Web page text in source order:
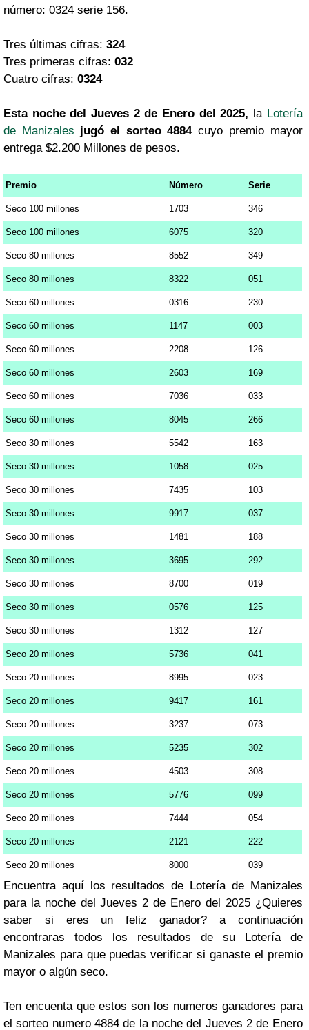
número: 0324 serie 156.
Tres últimas cifras: 324
Tres primeras cifras: 032
Cuatro cifras: 0324
Esta noche del Jueves 2 de Enero del 2025, la Lotería
de Manizales jugó el sorteo 4884cuyo premio mayor
entrega $2.200 Millones de pesos.
Premio Número Serie
Seco 100 millones 1703 346
Seco 100 millones 6075 320
Seco 80 millones 8552 349
Seco 80 millones 8322 051
Seco 60 millones 0316 230
Seco 60 millones 1147 003
Seco 60 millones 2208 126
Seco 60 millones 2603 169
Seco 60 millones 7036 033
Seco 60 millones 8045 266
Seco 30 millones 5542 163
Seco 30 millones 1058 025
Seco 30 millones 7435 103
Seco 30 millones 9917 037
Seco 30 millones 1481 188
Seco 30 millones 3695 292
Seco 30 millones 8700 019
Seco 30 millones 0576 125
Seco 30 millones 1312 127
Seco 20 millones 5736 041
Seco 20 millones 8995 023
Seco 20 millones 9417 161
Seco 20 millones 3237 073
Seco 20 millones 5235 302
Seco 20 millones 4503 308
Seco 20 millones 5776 099
Seco 20 millones 7444 054
Seco 20 millones 2121 222
Seco 20 millones 8000 039
Encuentra aquí los resultados de Lotería de Manizales
para la noche del Jueves 2 de Enero del 2025 ¿Quieres
saber si eres un feliz ganador? a continuación
encontraras todos los resultados de su Lotería de
Manizales para que puedas verificar si ganaste el premio
mayor o algún seco.
Ten encuenta que estos son los numeros ganadores para
el sorteo numero 4884 de la noche del Jueves 2 de Enero